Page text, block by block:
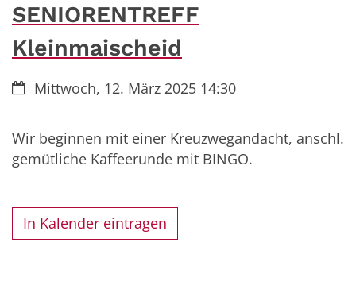
SENIORENTREFF
Kleinmaischeid
Datum:Mittwoch, 12. März 2025 14:30
Wir beginnen mit einer Kreuzwegandacht, anschl.
gemütliche Kaffeerunde mit BINGO.
In Kalender eintragen